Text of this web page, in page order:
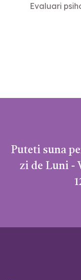
Evaluari
Puteti suna
zi de Luni -